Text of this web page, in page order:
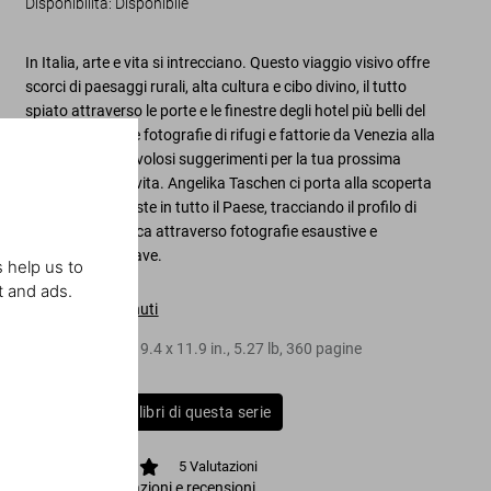
help us to
and ads.
In Italia, arte e vita si intrecciano. Questo viaggio visivo offre
scorci di paesaggi rurali, alta cultura e cibo divino, il tutto
spiato attraverso le porte e le finestre degli hotel più belli del
Paese. Splendide fotografie di rifugi e fattorie da Venezia alla
Sicilia offrono favolosi suggerimenti per la tua prossima
fuga nella dolce vita. Angelika Taschen ci porta alla scoperta
di gemme nascoste in tutto il Paese, tracciando il profilo di
ogni meta turistica attraverso fotografie esaustive e
informazioni chiave.
Indice del contenuti
,9.4x 11.9 in., 5.27 lb, 360 pagine
Compra tutti i libri di questa serie
5 Valutazioni